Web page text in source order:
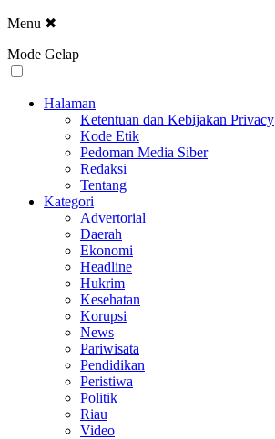
Menu ✖
Mode Gelap
Halaman
Ketentuan dan Kebijakan Privacy
Kode Etik
Pedoman Media Siber
Redaksi
Tentang
Kategori
Advertorial
Daerah
Ekonomi
Headline
Hukrim
Kesehatan
Korupsi
News
Pariwisata
Pendidikan
Peristiwa
Politik
Riau
Video